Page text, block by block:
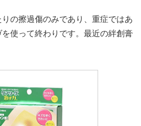
の擦過傷のみであり、重症ではあ
使って終わりです。最近の絆創膏